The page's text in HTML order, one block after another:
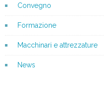
Convegno
Formazione
Macchinari e attrezzature
News